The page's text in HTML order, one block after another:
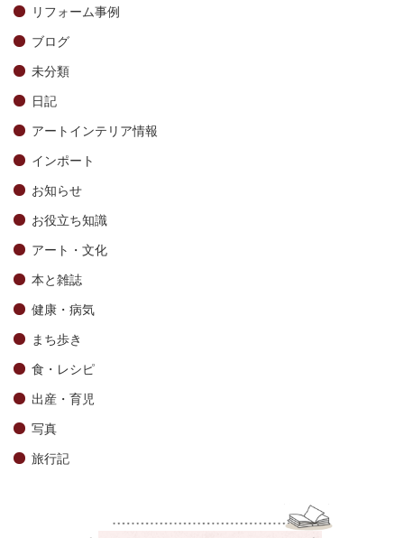
リフォーム事例
ブログ
未分類
日記
アートインテリア情報
インポート
お知らせ
お役立ち知識
アート・文化
本と雑誌
健康・病気
まち歩き
食・レシピ
出産・育児
写真
旅行記